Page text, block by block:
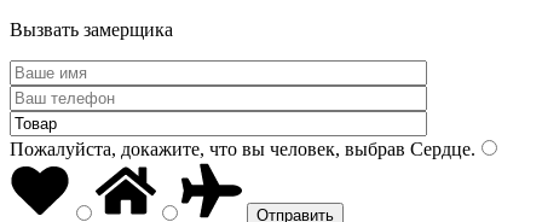
Вызвать замерщика
Пожалуйста, докажите, что вы человек, выбрав Сердце.